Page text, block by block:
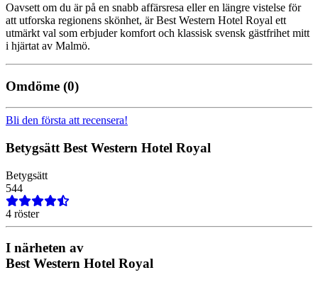
Oavsett om du är på en snabb affärsresa eller en längre vistelse för
att utforska regionens skönhet, är Best Western Hotel Royal ett
utmärkt val som erbjuder komfort och klassisk svensk gästfrihet mitt
i hjärtat av Malmö.
Omdöme (0)
Bli den första att recensera!
Betygsätt Best Western Hotel Royal
Betygsätt
544
4 röster
I närheten av
Best Western Hotel Royal